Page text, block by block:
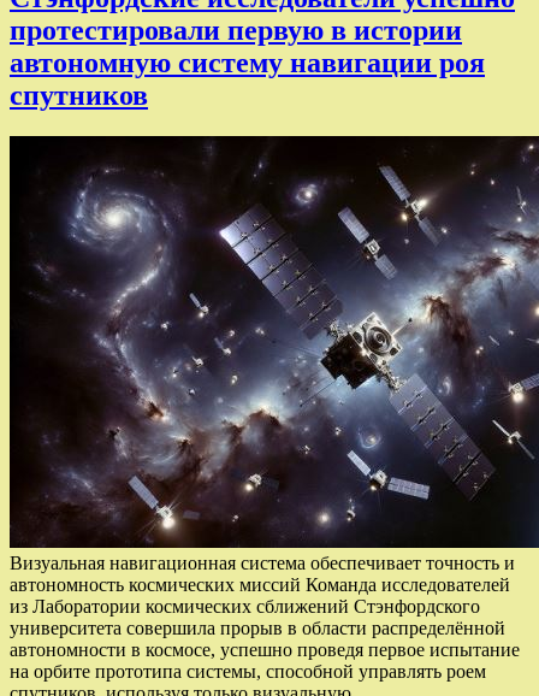
протестировали первую в истории
автономную систему навигации роя
спутников
Визуальная навигационная система обеспечивает точность и
автономность космических миссий Команда исследователей
из Лаборатории космических сближений Стэнфордского
университета совершила прорыв в области распределённой
автономности в космосе, успешно проведя первое испытание
на орбите прототипа системы, способной управлять роем